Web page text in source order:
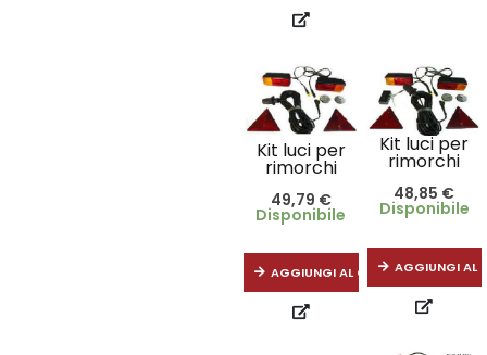
Kit luci per
rimorchi
49,79 €
Disponibile
AGGIUNGI AL CARRELLO
Kit luci per
rimorchi
48,85 €
Disponibile
AGGIUNGI AL